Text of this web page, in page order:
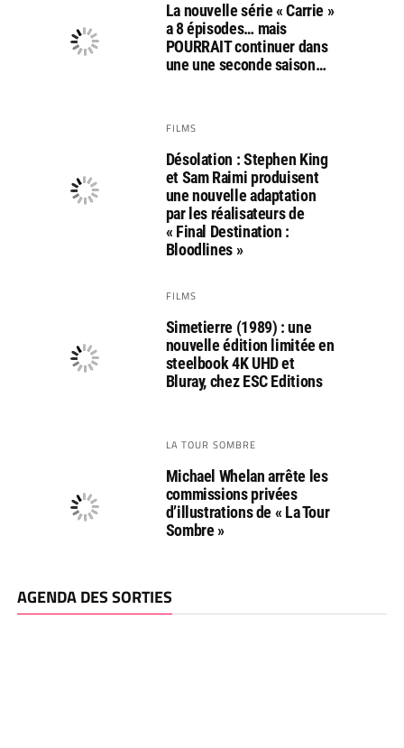
La nouvelle série « Carrie »
a 8 épisodes… mais
POURRAIT continuer dans
une une seconde saison…
FILMS
Désolation : Stephen King
et Sam Raimi produisent
une nouvelle adaptation
par les réalisateurs de
« Final Destination :
Bloodlines »
FILMS
Simetierre (1989) : une
nouvelle édition limitée en
steelbook 4K UHD et
Bluray, chez ESC Editions
LA TOUR SOMBRE
Michael Whelan arrête les
commissions privées
d’illustrations de « La Tour
Sombre »
AGENDA DES SORTIES